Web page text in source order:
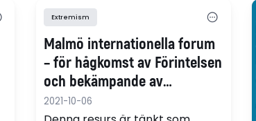
Extremism
Malmö internationella forum
– för hågkomst av Förintelsen
och bekämpande av
antisemitism
2021-10-06